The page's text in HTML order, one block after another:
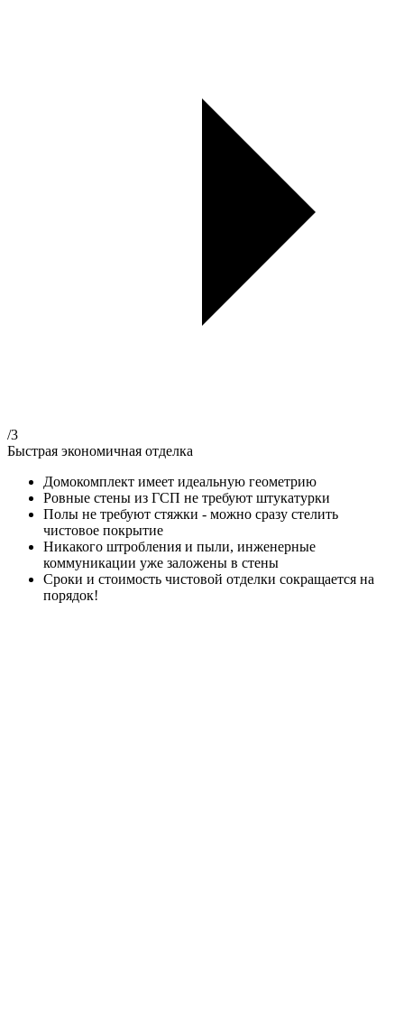
/3
Быстрая экономичная отделка
Домокомплект имеет идеальную геометрию
Ровные стены из ГСП не требуют штукатурки
Полы не требуют стяжки - можно сразу стелить
чистовое покрытие
Никакого штробления и пыли, инженерные
коммуникации уже заложены в стены
Сроки и стоимость чистовой отделки сокращается на
порядок!